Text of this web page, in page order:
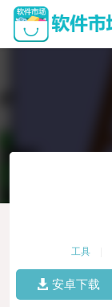
工具
安卓下载